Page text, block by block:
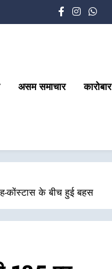
असम समाचार कारोबार
कोंस्टास के बीच हुई बहस